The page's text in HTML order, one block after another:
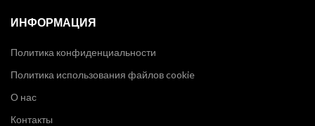
ИНФОРМАЦИЯ
Политика конфиденциальности
Политика использования файлов cookie
О нас
Контакты